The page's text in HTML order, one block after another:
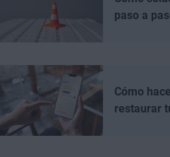
paso a
Cómo
restaurar